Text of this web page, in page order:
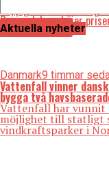
Deppigt i danskt
Öresundsbron höjer
Aktuella nyheter
Danmark9 timmar
Vattenfall vinner
bygga två
Vattenfall har vunnit
möjlighet till statligt
vindkraftsparker i